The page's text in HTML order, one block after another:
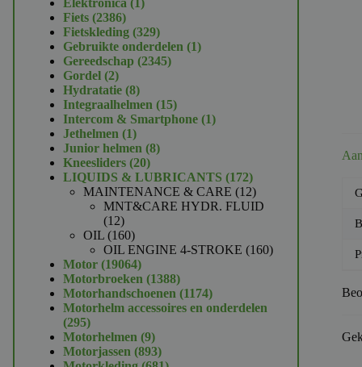
Elektronica 1
Fiets 23862386
producten
Fietskleding 329329
producten
Gebruikte onderdelen 11
Gereedschap 23452345
Gordel 22
producten
Hydratatie 88
producten
Integraalhelmen 1515
producten
Intercom & Smartphone 11
Jethelmen 11
product
Junior helmen 88
Kneesliders 2020
producten
LIQUIDS & LUBRICANTS 172172
producten
MAINTENANCE & CARE 1212
producten
MNT&CARE HYDR. FLUID
1212
producten
OIL 160160
producten
OIL ENGINE 4-STROKE 160160
Motor 1906419064
producten
Motorbroeken 13881388
producten
Motorhandschoenen 11741174
producten
Motorhelm accessoires en onderdelen
295295
producten
Motorhelmen 99
producten
Motorjassen 893893